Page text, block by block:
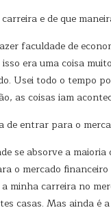
e de que
faculdade de
era uma coisa
Usei todo o tempo
as coisas iam
de entrar para o
se absorve a
o mercado
minha carreira no
casas. Mas ainda é